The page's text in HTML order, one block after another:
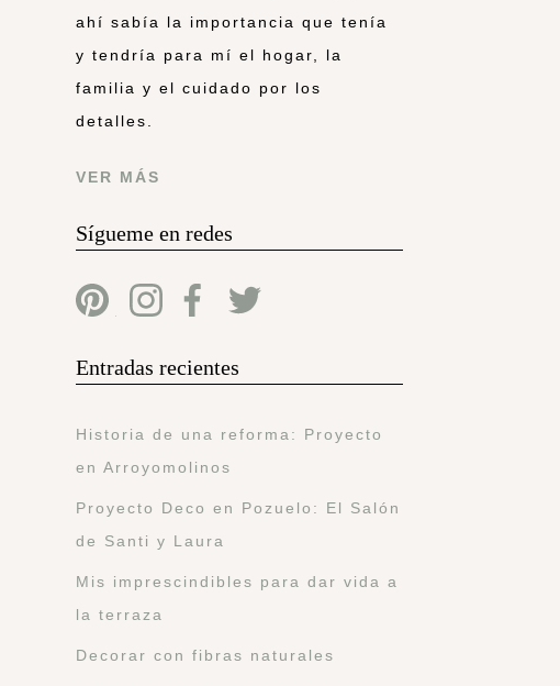
ahí sabía la importancia que tenía
y tendría para mí el hogar, la
familia y el cuidado por los
detalles.
VER MÁS
Sígueme en redes
Entradas recientes
Historia de una reforma: Proyecto
en Arroyomolinos
Proyecto Deco en Pozuelo: El Salón
de Santi y Laura
Mis imprescindibles para dar vida a
la terraza
Decorar con fibras naturales